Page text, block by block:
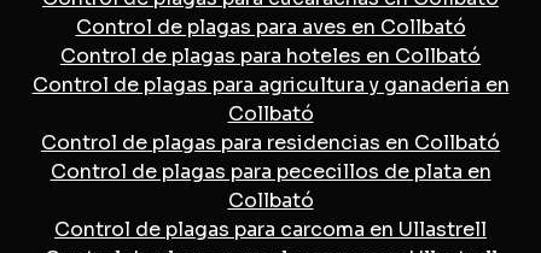
Control de plagas para aves en Collbató
Control de plagas para hoteles en Collbató
Control de plagas para agricultura y ganaderia en
Collbató
Control de plagas para residencias en Collbató
Control de plagas para pececillos de plata en
Collbató
Control de plagas para carcoma en Ullastrell